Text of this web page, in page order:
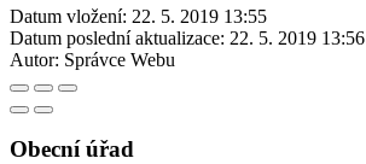
Datum vložení: 22. 5. 2019 13:55
Datum poslední aktualizace: 22. 5. 2019 13:56
Autor: Správce Webu
Obecní úřad